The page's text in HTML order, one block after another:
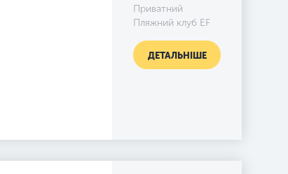
Приватний
Пляжний клуб EF
ДЕТАЛЬНІШЕ